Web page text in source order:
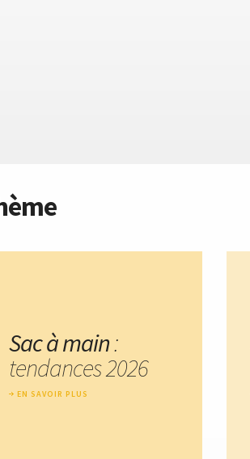
Sac à main:
tendances 2026
EN SAVOIR PLUS